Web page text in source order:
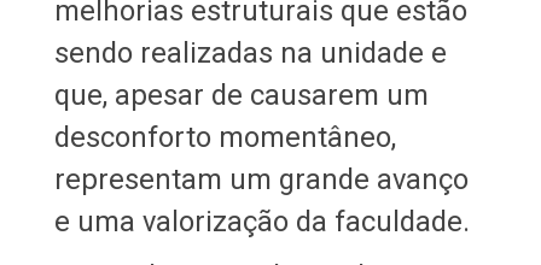
melhorias estruturais que estão
sendo realizadas na unidade e
que, apesar de causarem um
desconforto momentâneo,
representam um grande avanço
e uma valorização da faculdade.